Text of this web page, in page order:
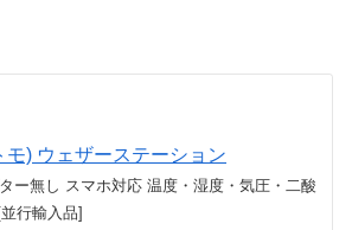
モ) ウェザーステーション
ー無し スマホ対応 温度・湿度・気圧・二酸
行輸入品]